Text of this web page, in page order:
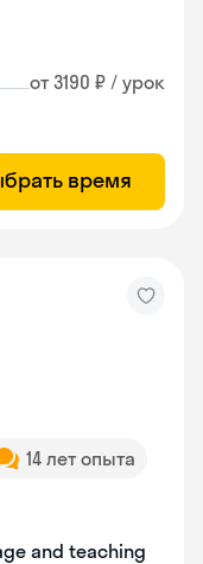
от 3190 ₽ / урок
время
14 лет опыта
and teaching